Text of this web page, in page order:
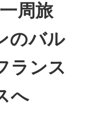
周旅
のバル
ランス
へ